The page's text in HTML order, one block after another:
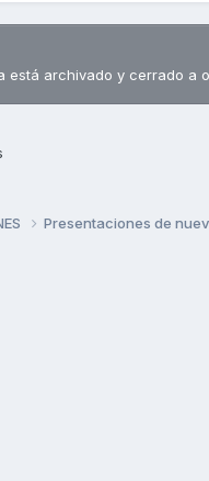
está archivado y cerrado a
Presentaciones de